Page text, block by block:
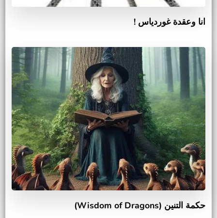
انا وعقدة غوردياس !
حكمة التنين (Wisdom of Dragons)